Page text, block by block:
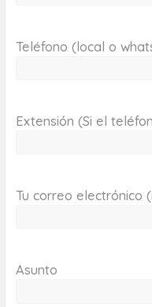
Teléfono (local o
Extensión (Si el
Tu correo electrónico
Asunto